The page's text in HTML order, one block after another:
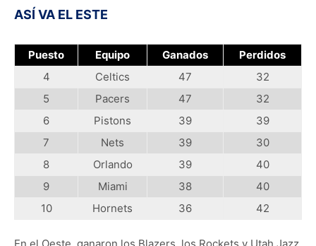
ASÍ VA EL ESTE
Puesto Equipo Ganados
Perdidos
4
Celtics 47
32
5
Pacers 47
32
6
Pistons 39
39
7
Nets 39
30
8
Orlando 39
40
9
Miami 38
40
10
Hornets 36 42
En el Oeste, ganaron los Blazers, los Rockets y Utah Jazz,